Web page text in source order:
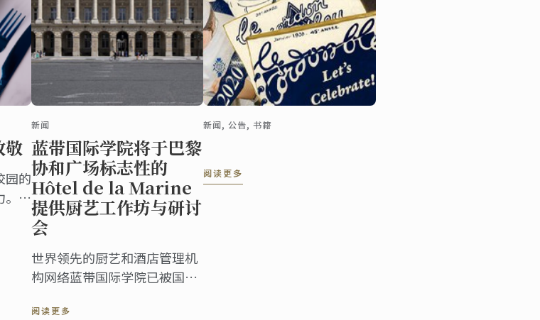
敬
园的
。我
新闻
蓝带国际学院将于巴黎
协和广场标志性的
Hôtel de la Marine
提供厨艺工作坊与研讨
会
世界领先的厨艺和酒店管理机
构网络蓝带国际学院已被国家
其标志性建筑巴黎Hôtel de la
阅读更多
新闻, 公告, 书籍
阅读更多